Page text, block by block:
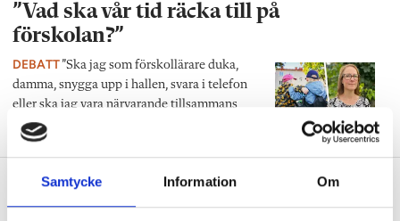
Samtycke Information Om
”Vad ska vår tid räcka till på
förskolan?”
DEBATT”Ska jag som förskollärare duka,
damma, snygga upp i hallen, svara i telefon
eller ska jag vara närvarande tillsammans
med barnen?”
”Vad säger det om skolan när allt fler
barn behöver anpassas?”